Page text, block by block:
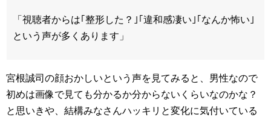
「視聴者からは｢整形した？｣｢違和感凄い｣｢なんか怖い｣
という声が多くあります」
宮根誠司の顔おかしいという声を見てみると、男性なので
初めは画像で見ても分かるか分からないくらいなのかな？
と思いきや、結構みなさんハッキリと変化に気付いている